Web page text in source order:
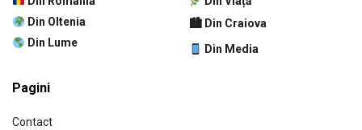
Din Oltenia
Din Lume
🏙 Din Craiova
Din Media
Pagini
Contact